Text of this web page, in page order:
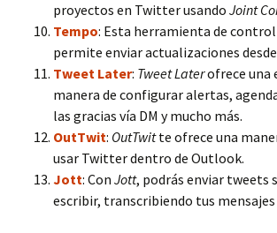
proyectos en Twitter usando Joint
Tempo: Esta herramienta de
permite enviar actualizaciones
Tweet Later: Tweet Laterofrece una
manera de configurar alertas,
las gracias vía DM y mucho más.
OutTwit: OutTwitte ofrece una
usar Twitter dentro de Outlook.
Jott: Con Jott, podrás enviar tweets
escribir, transcribiendo tus